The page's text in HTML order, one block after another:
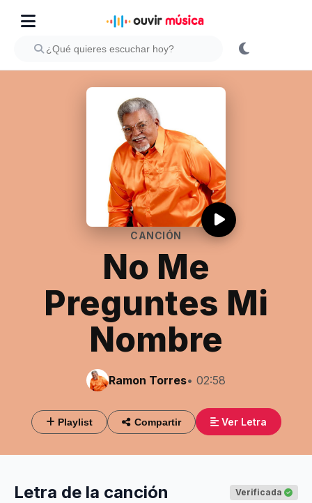
CANCIÓN
No Me
Preguntes Mi
Nombre
Ramon Torres• 02:58
Playlist Compartir Ver Letra
Letra de la canción Verificada